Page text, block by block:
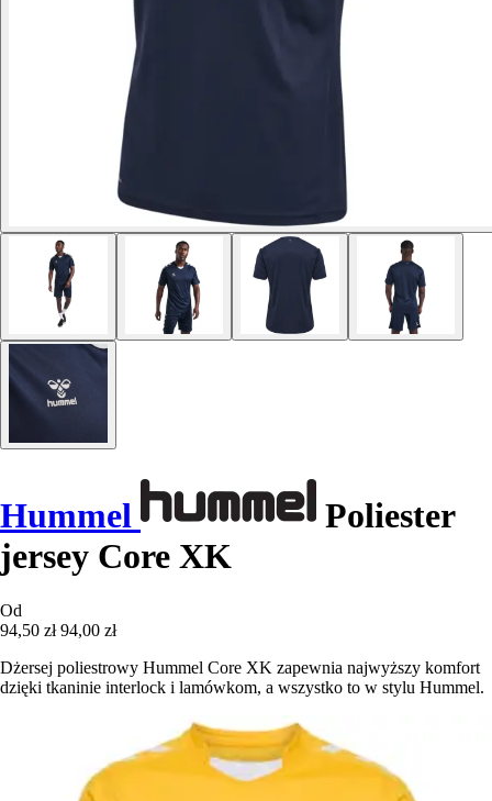
Hummel
Poliester
jersey Core XK
Od
94,50 zł 94,00 zł
Dżersej poliestrowy Hummel Core XK zapewnia najwyższy komfort
dzięki tkaninie interlock i lamówkom, a wszystko to w stylu Hummel.